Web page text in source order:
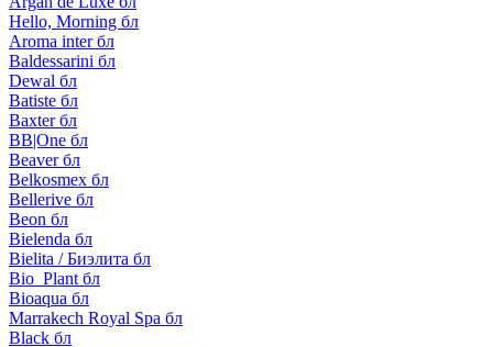
Hello, Morning бл
Aroma inter бл
Baldessarini бл
Dewal бл
Batiste бл
Baxter бл
BB|One бл
Beaver бл
Belkosmex бл
Bellerive бл
Beon бл
Bielenda бл
Bielita / Биэлита бл
Bio_Plant бл
Bioaqua бл
Marrakech Royal Spa бл
Black бл